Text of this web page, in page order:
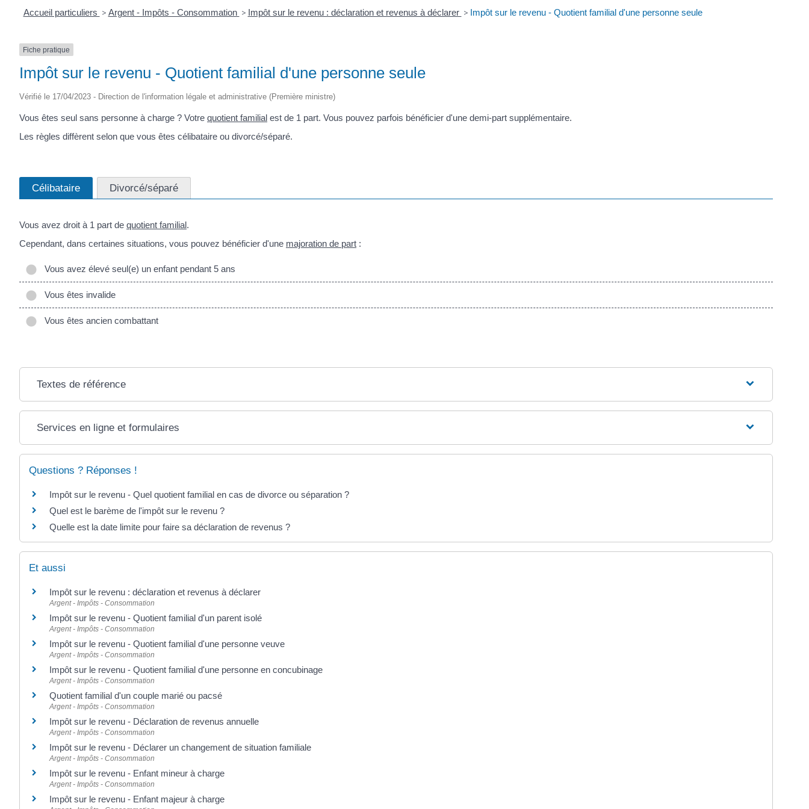
Accueil particuliers > Argent - Impôts - Consommation > Impôt sur le revenu : déclaration et revenus à déclarer > Impôt sur le revenu - Quotient familial d'une personne seule
Fiche pratique
Impôt sur le revenu - Quotient familial d'une personne seule
Vérifié le 17/04/2023 - Direction de l'information légale et administrative (Première ministre)
Vous êtes seul sans personne à charge ? Votre quotient familial est de 1 part. Vous pouvez parfois bénéficier d'une demi-part supplémentaire.
Les règles diffèrent selon que vous êtes célibataire ou divorcé/séparé.
Célibataire Divorcé/séparé
Vous avez droit à 1 part de quotient familial.
Cependant, dans certaines situations, vous pouvez bénéficier d'une majoration de part :
Vous avez élevé seul(e) un enfant pendant 5 ans
Vous êtes invalide
Vous êtes ancien combattant
Textes de référence
Services en ligne et formulaires
Questions ? Réponses !
Impôt sur le revenu - Quel quotient familial en cas de divorce ou séparation ?
Quel est le barème de l'impôt sur le revenu ?
Quelle est la date limite pour faire sa déclaration de revenus ?
Et aussi
Impôt sur le revenu : déclaration et revenus à déclarer
Argent - Impôts - Consommation
Impôt sur le revenu - Quotient familial d'un parent isolé
Argent - Impôts - Consommation
Impôt sur le revenu - Quotient familial d'une personne veuve
Argent - Impôts - Consommation
Impôt sur le revenu - Quotient familial d'une personne en concubinage
Argent - Impôts - Consommation
Quotient familial d'un couple marié ou pacsé
Argent - Impôts - Consommation
Impôt sur le revenu - Déclaration de revenus annuelle
Argent - Impôts - Consommation
Impôt sur le revenu - Déclarer un changement de situation familiale
Argent - Impôts - Consommation
Impôt sur le revenu - Enfant mineur à charge
Argent - Impôts - Consommation
Impôt sur le revenu - Enfant majeur à charge